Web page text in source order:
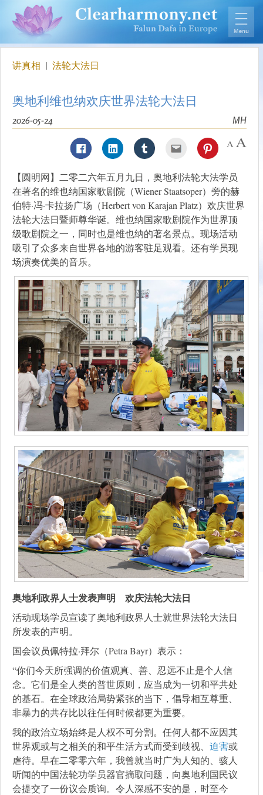
讲真相 | 法轮大法日
奥地利维也纳欢庆世界法轮大法日
MH
2026-05-24
【圆明网】二零二六年五月九日，奥地利法轮大法学员
在著名的维也纳国家歌剧院（Wiener Staatsoper）旁的赫
伯特·冯·卡拉扬广场（Herbert von Karajan Platz）欢庆世界
法轮大法日暨师尊华诞。维也纳国家歌剧院作为世界顶
级歌剧院之一，同时也是维也纳的著名景点。现场活动
吸引了众多来自世界各地的游客驻足观看。还有学员现
场演奏优美的音乐。
奥地利政界人士发表声明 欢庆法轮大法日
活动现场学员宣读了奥地利政界人士就世界法轮大法日
所发表的声明。
国会议员佩特拉·拜尔（Petra Bayr）表示：
“你们今天所强调的价值观真、善、忍远不止是个人信
念。它们是全人类的普世原则，应当成为一切和平共处
的基石。在全球政治局势紧张的当下，倡导相互尊重、
非暴力的共存比以往任何时候都更为重要。
我的政治立场始终是人权不可分割。任何人都不应因其
世界观或与之相关的和平生活方式而受到歧视、 迫害或
虐待。早在二零零六年，我曾就当时广为人知的、骇人
听闻的中国法轮功学员器官摘取问题，向奥地利国民议
会提交了一份议会质询。令人深感不安的是，时至今